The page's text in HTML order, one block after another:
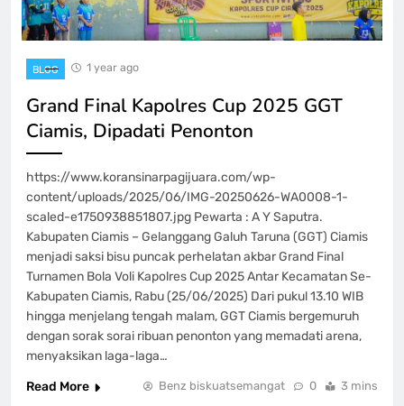
BLOG 1 year ago
Grand Final Kapolres Cup 2025 GGT
Ciamis, Dipadati Penonton
https://www.koransinarpagijuara.com/wp-
content/uploads/2025/06/IMG-20250626-WA0008-1-
scaled-e1750938851807.jpg Pewarta : A Y Saputra.
Kabupaten Ciamis – Gelanggang Galuh Taruna (GGT) Ciamis
menjadi saksi bisu puncak perhelatan akbar Grand Final
Turnamen Bola Voli Kapolres Cup 2025 Antar Kecamatan Se-
Kabupaten Ciamis, Rabu (25/06/2025) Dari pukul 13.10 WIB
hingga menjelang tengah malam, GGT Ciamis bergemuruh
dengan sorak sorai ribuan penonton yang memadati arena,
menyaksikan laga-laga…
Read More
Benz biskuatsemangat 0 3 mins